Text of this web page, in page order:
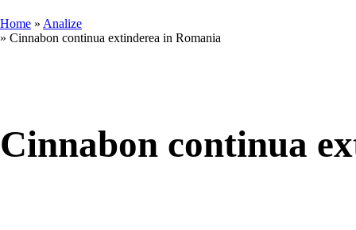
Home » Analize
» Cinnabon continua extinderea in Romania
Cinnabon continua